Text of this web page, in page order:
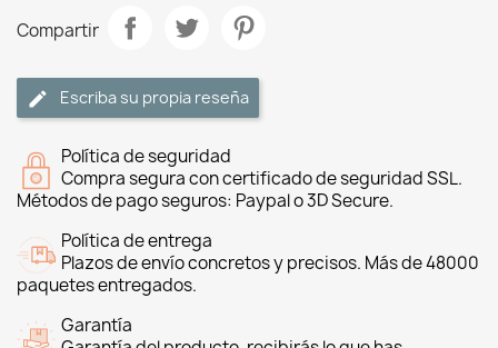
Compartir
Escriba su propia reseña
Política de seguridad
Compra segura con certificado de seguridad SSL.
Métodos de pago seguros: Paypal o 3D Secure.
Política de entrega
Plazos de envío concretos y precisos. Más de 48000
paquetes entregados.
Garantía